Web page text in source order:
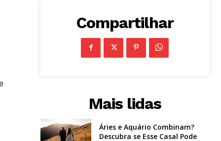
Compartilhar
Mais lidas
Áries e Aquário Combinam?
Descubra se Esse Casal Pode